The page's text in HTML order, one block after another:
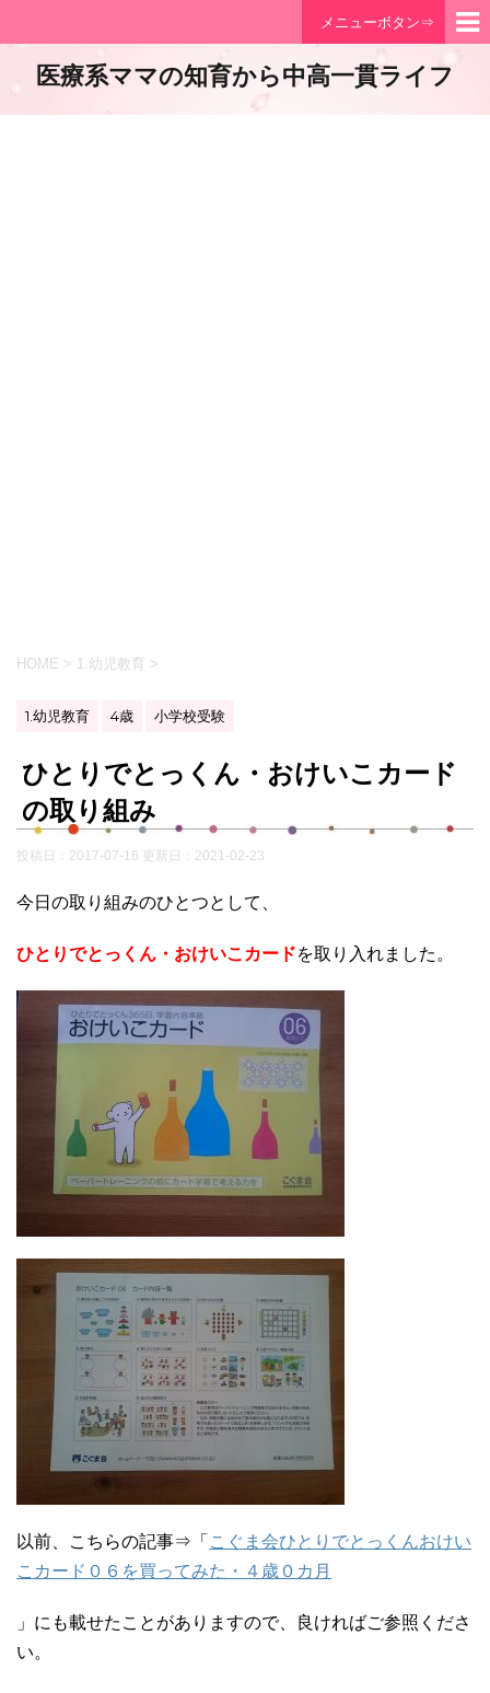
メニューボタン⇒
医療系ママの知育から中高一貫ライフ
HOME > 1.幼児教育 >
1.幼児教育 4歳 小学校受験
ひとりでとっくん・おけいこカード
の取り組み
投稿日：2017-07-16 更新日： 2021-02-23
今日の取り組みのひとつとして、
ひとりでとっくん・おけいこカードを取り入れました。
以前、こちらの記事⇒「 こぐま会ひとりでとっくんおけい
こカード０６を買ってみた・４歳０カ月
」にも載せたことがありますので、良ければご参照くださ
い。